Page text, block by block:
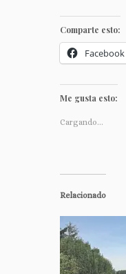
Comparte esto:
Facebook
Me gusta esto:
Cargando...
Relacionado